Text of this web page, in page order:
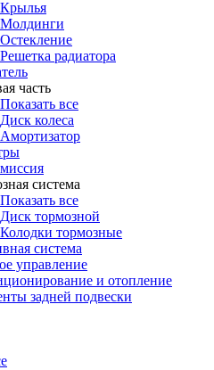
Крылья
Молдинги
Остекление
Решетка радиатора
часть
Показать все
Диск колеса
Амортизатор
система
Показать все
Диск тормозной
Колодки тормозные
система
управление
и отопление
задней подвески